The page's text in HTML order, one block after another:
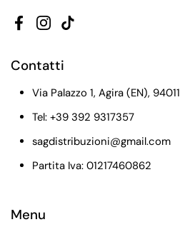
Facebook
Instagram
TikTok
Contatti
Via Palazzo 1, Agira (EN), 94011
Tel: +39 392 9317357
sagdistribuzioni@gmail.com
Partita Iva: 01217460862
Menu